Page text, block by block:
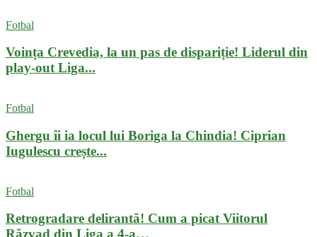
Fotbal
Voința Crevedia, la un pas de dispariție! Liderul din
play-out Liga...
Fotbal
Ghergu îi ia locul lui Boriga la Chindia! Ciprian
Iugulescu crește...
Fotbal
Retrogradare delirantă! Cum a picat Viitorul
Răzvad din Liga a 4-a…